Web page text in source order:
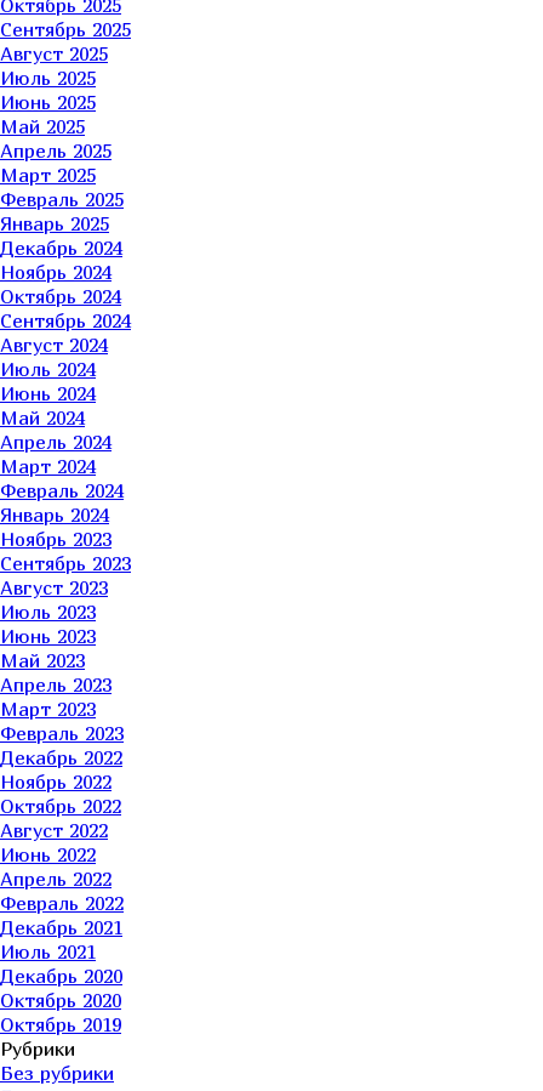
Октябрь 2025
Сентябрь 2025
Август 2025
Июль 2025
Июнь 2025
Май 2025
Апрель 2025
Март 2025
Февраль 2025
Январь 2025
Декабрь 2024
Ноябрь 2024
Октябрь 2024
Сентябрь 2024
Август 2024
Июль 2024
Июнь 2024
Май 2024
Апрель 2024
Март 2024
Февраль 2024
Январь 2024
Ноябрь 2023
Сентябрь 2023
Август 2023
Июль 2023
Июнь 2023
Май 2023
Апрель 2023
Март 2023
Февраль 2023
Декабрь 2022
Ноябрь 2022
Октябрь 2022
Август 2022
Июнь 2022
Апрель 2022
Февраль 2022
Декабрь 2021
Июль 2021
Декабрь 2020
Октябрь 2020
Октябрь 2019
Рубрики
Без рубрики